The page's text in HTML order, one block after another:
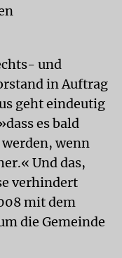
und
in Auftrag
geht eindeutig
es bald
wenn
Und das,
verhindert
mit dem
die Gemeinde